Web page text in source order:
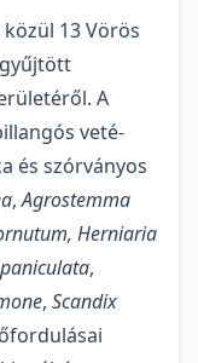
13 Vörös
A
veté­
és szórványos
,Agrostemma
Herniaria
,
, Scandix